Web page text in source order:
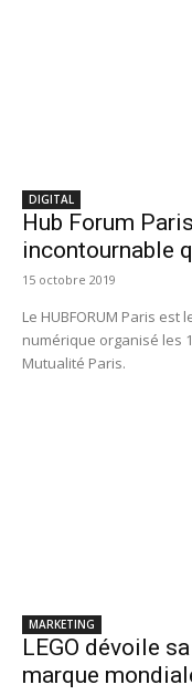
DIGITAL
Hub Forum
incontournable
15 octobre 2019
Le HUBFORUM Paris
numérique organisé les
Mutualité Paris.
MARKETING
LEGO dévoile
marque